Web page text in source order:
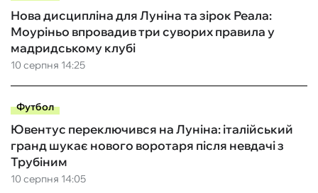
10 серпня 14:25
Нова дисципліна для Луніна та зірок Реала:
Моуріньо впровадив три суворих правила у
мадридському клубі
Футбол
10 серпня 14:05
Ювентус переключився на Луніна: італійський
гранд шукає нового воротаря після невдачі з
Трубіним